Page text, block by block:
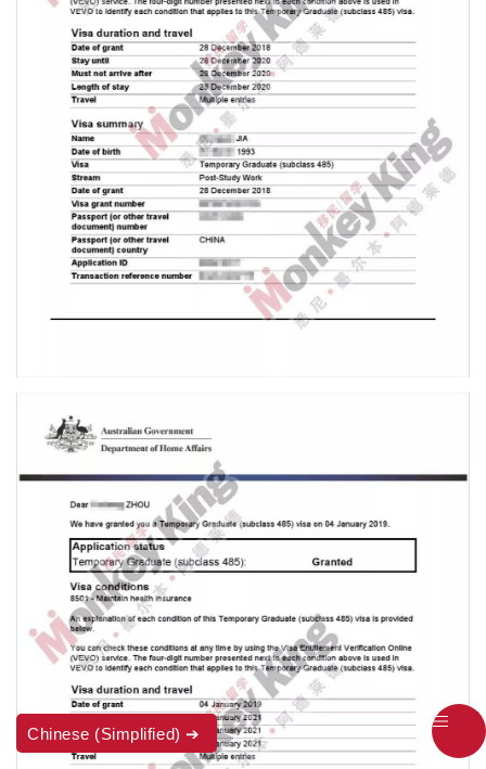
Chinese (Simplified)